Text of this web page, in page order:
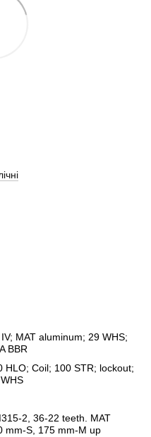
MAT aluminum; 29 WHS;
BBR
HLO; Coil; 100 STR; lockout;
2, 36-22 teeth. MAT
mm-S, 175 mm-M up